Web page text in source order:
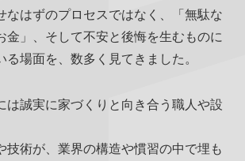
なはずのプロセスではなく、「無駄な
金」、そして不安と後悔を生むものに
る場面を、数多く見てきました。
は誠実に家づくりと向き合う職人や設
技術が、業界の構造や慣習の中で埋も